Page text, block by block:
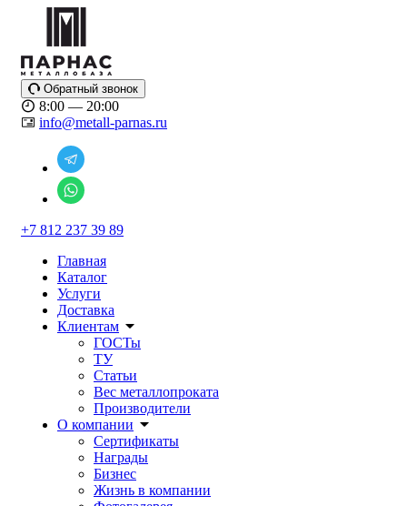
Обратный звонок
8:00 — 20:00
info@metall-parnas.ru
+7 812 237 39 89
Главная
Каталог
Услуги
Доставка
Клиентам
ГОСТы
ТУ
Статьи
Вес металлопроката
Производители
О компании
Сертификаты
Награды
Бизнес
Жизнь в компании